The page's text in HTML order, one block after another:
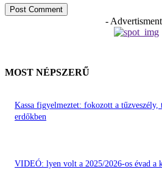
-
MOST NÉPSZERŰ
Kassa figyelmeztet: fokozott a
erdőkben
VIDEÓ: lyen volt a 2025/2026-os évad a